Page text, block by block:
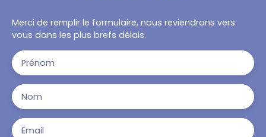
Merci de remplir le formulaire, nous reviendrons vers
vous dans les plus brefs délais.
Prénom
Nom
Email